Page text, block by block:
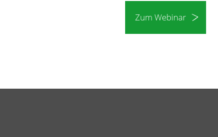
Zum Webinar